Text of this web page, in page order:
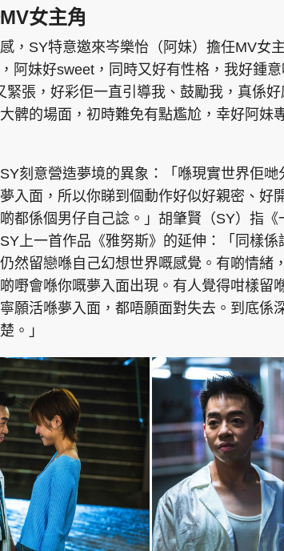
私政策聲明 使用條款
女主角
，SY特意邀來岑樂怡（阿妹）擔任MV女
阿妹好sweet，同時又好有性格，我好鍾
緊張，好彩佢一直引導我、鼓勵我，真係
髀的場面，初時難免有點尷尬，幸好阿妹
刻意營造夢境的異象：「喺現實世界佢
入面，所以你睇到個動作好似好親密、好
都係個男仔自己諗。」胡肇賢（SY）指《
上一首作品《雅努斯》的延伸：「同樣係
然留戀喺自己幻想世界嘅感覺。有啲情緒
嘢會喺你嘅夢入面出現。有人覺得咁樣留
願活喺夢入面，都唔願面對失去。到底係
。」